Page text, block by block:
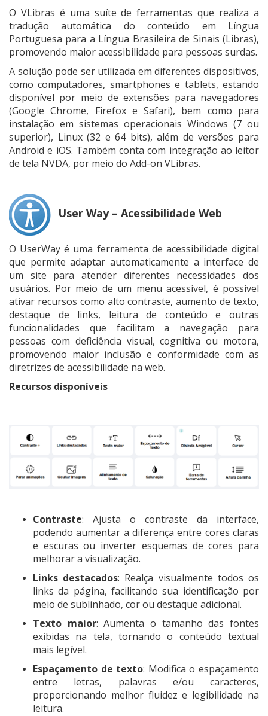
O VLibras é uma suíte de ferramentas que realiza a
tradução automática do conteúdo em Língua
Portuguesa para a Língua Brasileira de Sinais (Libras),
promovendo maior acessibilidade para pessoas surdas.
A solução pode ser utilizada em diferentes dispositivos,
como computadores, smartphones e tablets, estando
disponível por meio de extensões para navegadores
(Google Chrome, Firefox e Safari), bem como para
instalação em sistemas operacionais Windows (7 ou
superior), Linux (32 e 64 bits), além de versões para
Android e iOS. Também conta com integração ao leitor
de tela NVDA, por meio do Add-on VLibras.
User Way – Acessibilidade Web
O UserWay é uma ferramenta de acessibilidade digital
que permite adaptar automaticamente a interface de
um site para atender diferentes necessidades dos
usuários. Por meio de um menu acessível, é possível
ativar recursos como alto contraste, aumento de texto,
destaque de links, leitura de conteúdo e outras
funcionalidades que facilitam a navegação para
pessoas com deficiência visual, cognitiva ou motora,
promovendo maior inclusão e conformidade com as
diretrizes de acessibilidade na web.
Recursos disponíveis
Contraste: Ajusta o contraste da interface,
podendo aumentar a diferença entre cores claras
e escuras ou inverter esquemas de cores para
melhorar a visualização.
Links destacados: Realça visualmente todos os
links da página, facilitando sua identificação por
meio de sublinhado, cor ou destaque adicional.
Texto maior: Aumenta o tamanho das fontes
exibidas na tela, tornando o conteúdo textual
mais legível.
Espaçamento de texto: Modifica o espaçamento
entre letras, palavras e/ou caracteres,
proporcionando melhor fluidez e legibilidade na
leitura.